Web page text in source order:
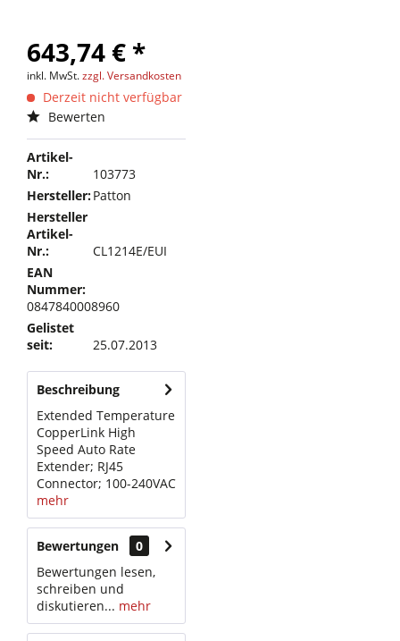
643,74 € *
inkl. MwSt.zzgl. Versandkosten
Derzeit nicht verfügbar
Bewerten
Artikel-
Nr.:
103773
Hersteller:Patton
Hersteller
Artikel-
Nr.:
CL1214E/EUI
EAN
Nummer:
0847840008960
Gelistet
seit:
25.07.2013
Beschreibung
Extended Temperature
CopperLink High
Speed Auto Rate
Extender; RJ45
Connector; 100-240VAC
mehr
Bewertungen
0
Bewertungen lesen,
schreiben und
diskutieren... mehr